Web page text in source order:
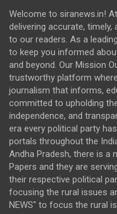
Welcome to siranews.in!
delivering accurate,
to our readers. As a
to keep you informed
and beyond. Our Mission
trustworthy platform
journalism that informs,
committed to upholding
independence, and
era every political party
portals throughout the
Andha Pradesh, there is a
Papers and they are
their respective political
focusing the rural issues
NEWS" to focus the rural